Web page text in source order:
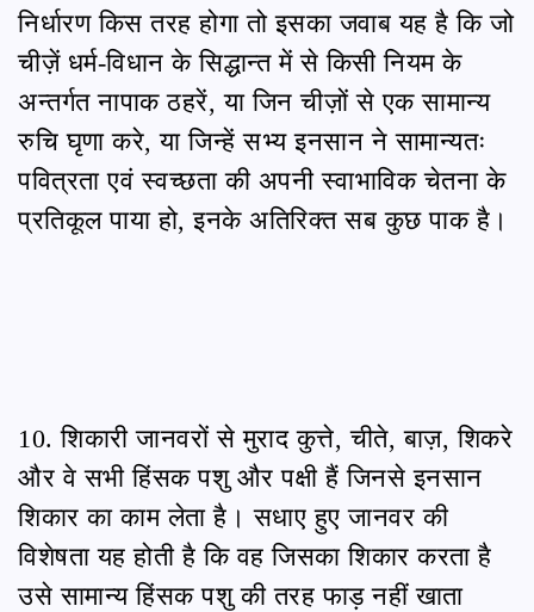
निर्धारण किस तरह होगा तो इसका जवाब यह है कि जो
चीज़ें धर्म-विधान के सिद्धान्त में से किसी नियम के
अन्तर्गत नापाक ठहरें, या जिन चीज़ों से एक सामान्य
रुचि घृणा करे, या जिन्हें सभ्य इनसान ने सामान्यतः
पवित्रता एवं स्वच्छता की अपनी स्वाभाविक चेतना के
प्रतिकूल पाया हो, इनके अतिरिक्त सब कुछ पाक है।
10. शिकारी जानवरों से मुराद कुत्ते, चीते, बाज़, शिकरे
और वे सभी हिंसक पशु और पक्षी हैं जिनसे इनसान
शिकार का काम लेता है। सधाए हुए जानवर की
विशेषता यह होती है कि वह जिसका शिकार करता है
उसे सामान्य हिंसक पशु की तरह फाड़ नहीं खाता